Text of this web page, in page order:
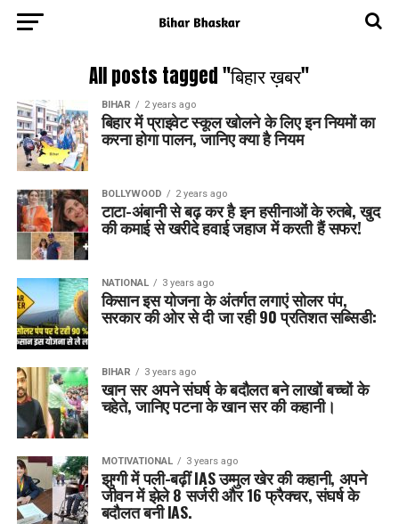
All posts tagged "बिहार ख़बर"
BIHAR 2 years ago
बिहार में प्राइवेट स्कूल खोलने के लिए इन नियमों का
करना होगा पालन, जानिए क्या है नियम
BOLLYWOOD 2 years ago
टाटा-अंबानी से बढ़ कर है इन हसीनाओं के रुतबे, खुद
की कमाई से खरीदे हवाई जहाज में करती हैं सफर!
NATIONAL 3 years ago
किसान इस योजना के अंतर्गत लगाएं सोलर पंप,
सरकार की ओर से दी जा रही 90 प्रतिशत सब्सिडी:
BIHAR 3 years ago
खान सर अपने संघर्ष के बदौलत बने लाखों बच्चों के
चहेते, जानिए पटना के खान सर की कहानी।
MOTIVATIONAL 3 years ago
झुग्गी में पली-बढ़ीं IAS उम्मुल खेर की कहानी, अपने
जीवन में झेले 8 सर्जरी और 16 फ्रैक्चर, संघर्ष के
बदौलत बनी IAS.